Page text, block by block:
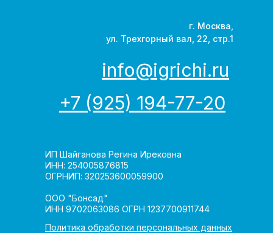
Политика обработки персональных данных
г. Москва,
ул. Трехгорный вал, 22, стр.1
ИП Шайганова Регина Ирековна
ИНН: 254005876815
ОГРНИП: 320253600059900
ООО "Бонсад"
ИНН 9702063086 ОГРН 1237700911744
+7 (925) 194-77-20
info@igrichi.ru